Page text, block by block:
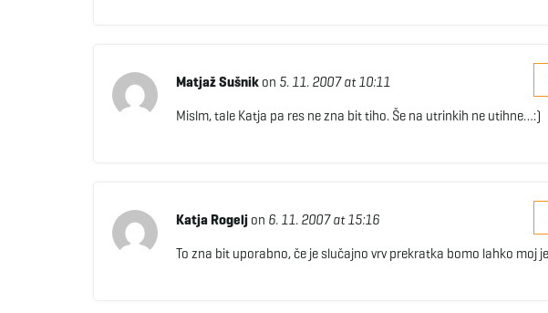
Matjaž Sušnikon 5. 11. 2007 at 10:11
Mislm, tale Katja pa res ne zna bit tiho. Še na utrinkih ne utihne…:)
Katja Rogeljon 6. 11. 2007 at 15:16
To zna bit uporabno, če je slučajno vrv prekratka bomo lahko moj